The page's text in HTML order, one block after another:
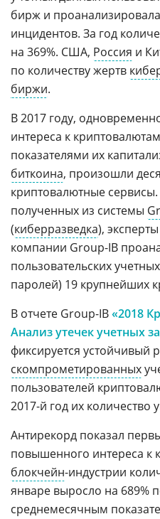
бирж и проанализировала
инцидентов. За год
на 369%. США, Россия и
по количеству жертв
биржи.
В 2017 году,
интереса к
показателями их
биткоина, произошли
криптовалютные
полученных из системы
(киберразведка),
компании Group-IB
пользовательских
паролей) 19 крупнейших
В отчете Group-IB«2018
Анализ утечек учетных
фиксируется устойчивый
скомпрометированных
пользователей
2017-й год их количество
Антирекорд показал
повышенного интереса к
блокчейн-индустрии
январе выросло на 689%
среднемесячным